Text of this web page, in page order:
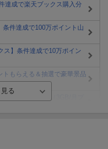
達成で楽天ブックス購入分
条件達成で100万ポイント山
ス】条件達成で10万ポイン
トもらえる＆抽選で豪華景品